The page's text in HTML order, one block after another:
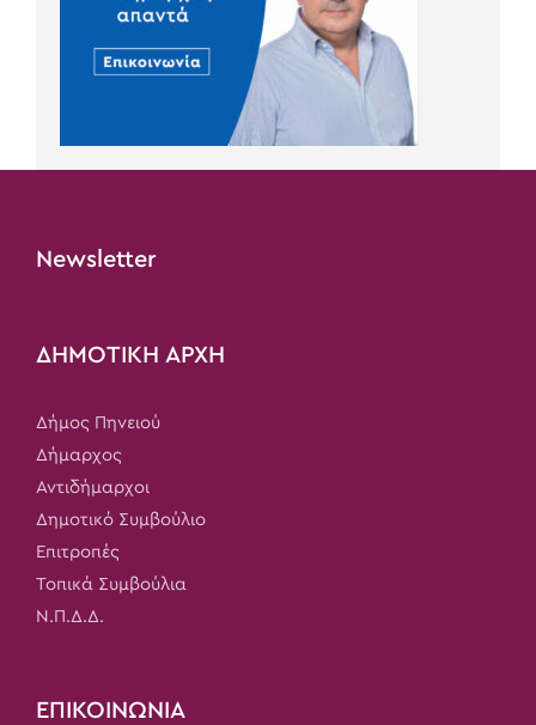
Newsletter
ΔΗΜΟΤΙΚΗ ΑΡΧΗ
Δήμος Πηνειού
Δήμαρχος
Αντιδήμαρχοι
Δημοτικό Συμβούλιο
Επιτροπές
Τοπικά Συμβούλια
Ν.Π.Δ.Δ.
ΕΠΙΚΟΙΝΩΝΙΑ